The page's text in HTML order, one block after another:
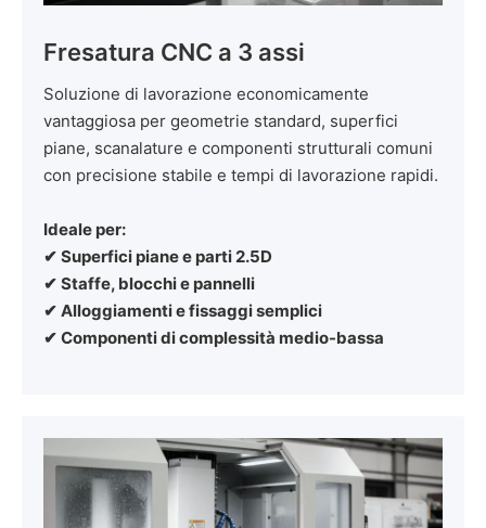
Fresatura CNC a 3 assi
Soluzione di lavorazione economicamente
vantaggiosa per geometrie standard, superfici
piane, scanalature e componenti strutturali comuni
con precisione stabile e tempi di lavorazione rapidi.
Ideale per:
✔ Superfici piane e parti 2.5D
✔ Staffe, blocchi e pannelli
✔ Alloggiamenti e fissaggi semplici
✔ Componenti di complessità medio-bassa